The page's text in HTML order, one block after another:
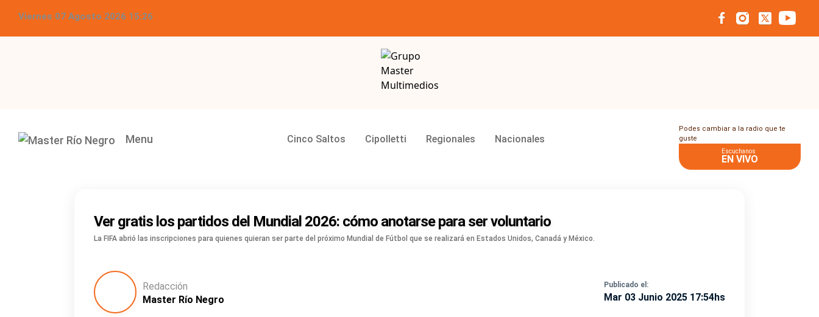
Viernes 07 Agosto 2026 15:26
Grupo Master Multimedios
Menu Cinco Saltos Cipolletti Regionales Nacionales
Podes cambiar a la radio que te
guste
Escuchanos
EN VIVO
Ver gratis los partidos del Mundial 2026: cómo anotarse para ser voluntario
La FIFA abrió las inscripciones para quienes quieran ser parte del próximo Mundial de Fútbol que se realizará en Estados Unidos, Canadá y México.
Redacción
Master Río Negro
Publicado el:
Mar 03 Junio 2025 17:54hs